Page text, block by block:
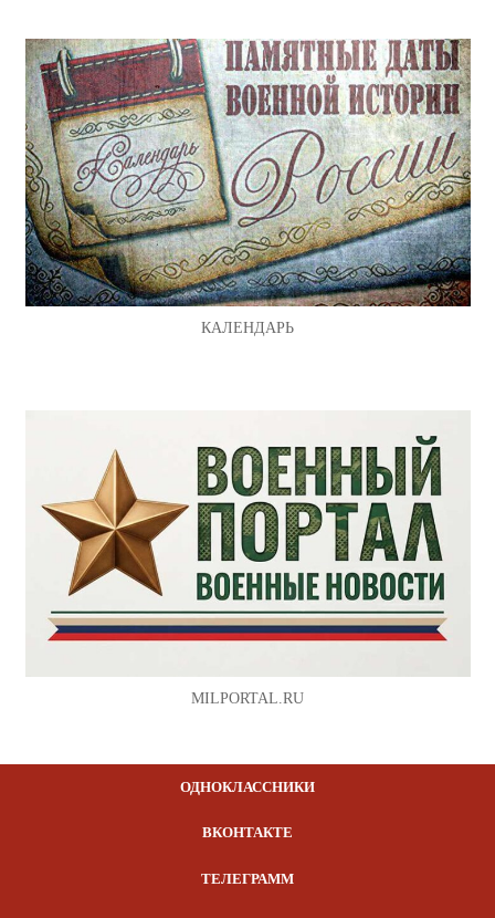
КАЛЕНДАРЬ
MILPORTAL.RU
ОДНОКЛАССНИКИ
ВКОНТАКТЕ
ТЕЛЕГРАММ